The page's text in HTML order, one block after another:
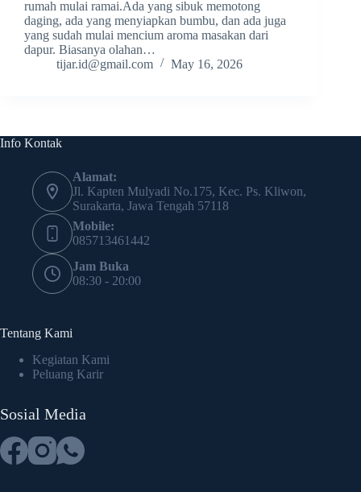
rumah mulai ramai.Ada yang sibuk memotong
daging, ada yang menyiapkan bumbu, dan ada juga
yang sudah mulai mencium aroma masakan dari
dapur. Biasanya olahan…
tijar.id@gmail.com
May 16, 2026
Info Kontak
Alamat:
Jl. Kapten Mulyadi No.175, Kec. Ps. Kliwon,
Surakarta, Jawa Tengah 57118
Mobile:
085713461442
Jam Buka
08:30 - 20:00
Tentang Kami
Kegiatan Kami
Peluang Karir
Sosial Media